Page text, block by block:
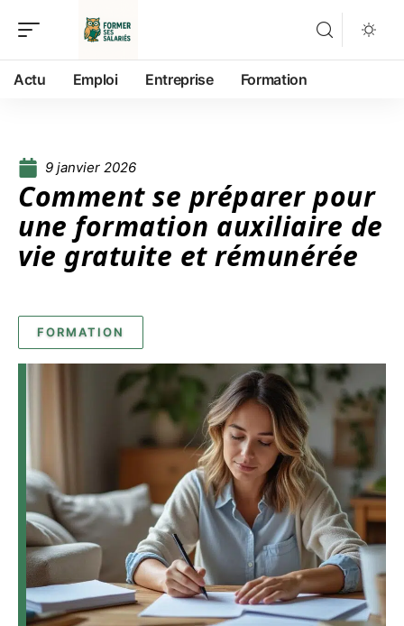
Actu Emploi Entreprise Formation
9 janvier 2026
Comment se préparer pour
une formation auxiliaire de
vie gratuite et rémunérée
FORMATION